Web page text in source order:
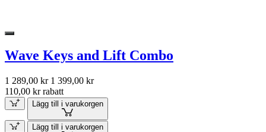
Wave Keys and Lift Combo
1 289,00 kr 1 399,00 kr
110,00 kr rabatt
Lägg till i varukorgen
Lägg till i varukorgen